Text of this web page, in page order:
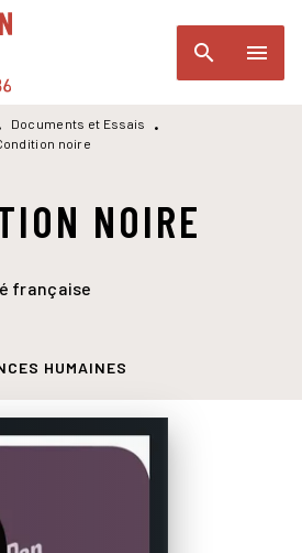
search menu
Documents et Essais
•
noire
NOIRE
française
HUMAINES